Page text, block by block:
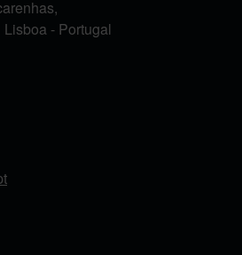
Lisboa - Portugal